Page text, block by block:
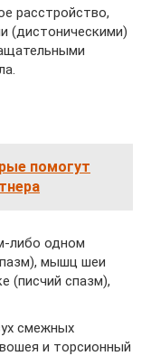
расстройство,
(дистоническими)
помогут
либо одном
мышц шеи
(писчий спазм),
смежных
и торсионный